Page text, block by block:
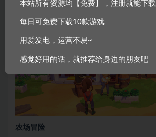
姆以及其他快乐的朋友们在等着你呢。
农场冒险
本站所有资源均【免费】，注册就能下载
每日可免费下载10款游戏
用爱发电，运营不易~
感觉好用的话，就推荐给身边的朋友吧